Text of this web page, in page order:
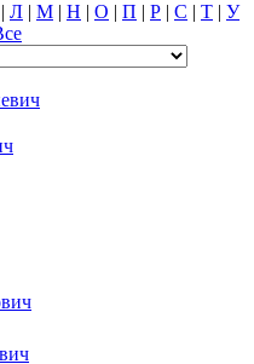
| Л | М | Н | О | П | Р | С | Т | У